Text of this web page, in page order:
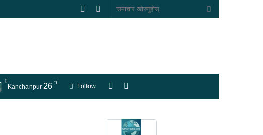
Sidebar
Random
लगइन
Follow
Kanchanpur 26 ℃